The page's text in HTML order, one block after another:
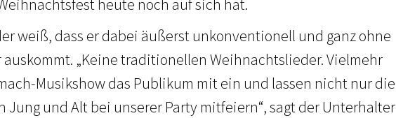
heute noch auf sich hat.
weiß, dass er dabei äußerst unkonventionell und ganz ohne
„Keine traditionellen Weihnachtslieder. Vielmehr
Musikshow das Publikum mit ein und lassen nicht nur die
Jung und Alt bei unserer Party mitfeiern“, sagt der Unterhalter